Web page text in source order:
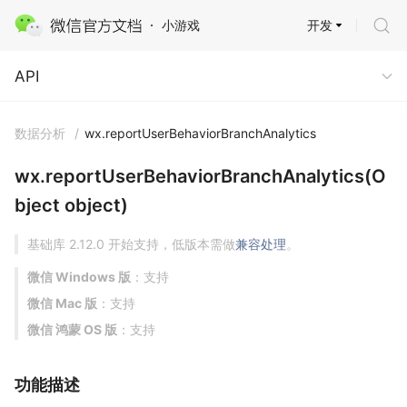
小游戏
API
开发
API
数据分析 / wx.reportUserBehaviorBranchAnalytics
wx.reportUserBehaviorBranchAnalytics(O
bject object)
基础库 2.12.0 开始支持，低版本需做兼容处理。
微信 Windows 版 ：支持
微信 Mac 版 ：支持
微信 鸿蒙 OS 版 ：支持
功能描述